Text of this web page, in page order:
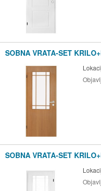
SOBNA VRATA-SET
SOBNA VRATA-SET